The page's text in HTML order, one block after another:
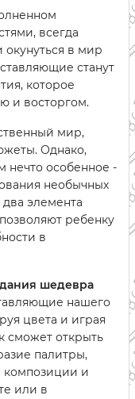
всегда
окунуться в мир
станут
которое
и восторгом.
мир,
Однако,
нечто особенное -
необычных
элемента
ребенку
в
шедевра
нашего
цвета и играя
сможет открыть
палитры,
композиции и
или в